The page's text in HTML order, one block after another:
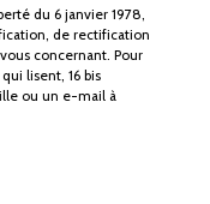
du 6 janvier 1978,
de rectification
concernant. Pour
lisent, 16 bis
ou un e-mail à